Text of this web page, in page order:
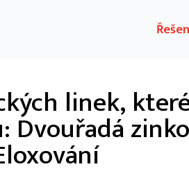
linek,
Dvouřadá